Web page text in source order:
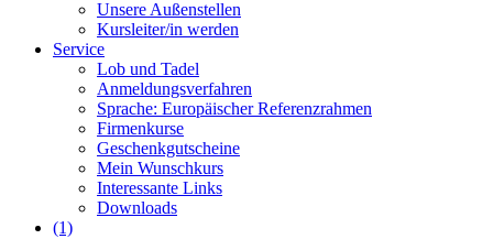
Unsere Außenstellen
Kursleiter/in werden
Service
Lob und Tadel
Anmeldungsverfahren
Sprache: Europäischer Referenzrahmen
Firmenkurse
Geschenkgutscheine
Mein Wunschkurs
Interessante Links
Downloads
(1)